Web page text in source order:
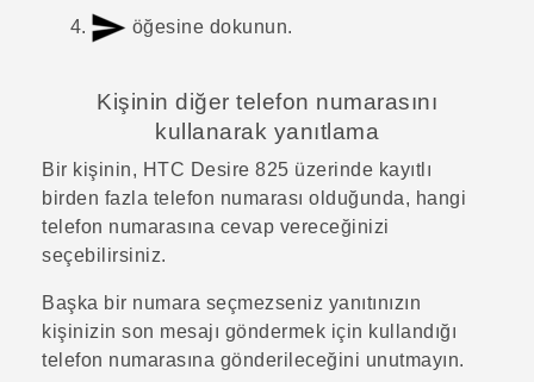
öğesine dokunun.
Kişinin diğer telefon numarasını
kullanarak yanıtlama
Bir kişinin, HTC Desire 825 üzerinde kayıtlı
birden fazla telefon numarası olduğunda, hangi
telefon numarasına cevap vereceğinizi
seçebilirsiniz.
Başka bir numara seçmezseniz yanıtınızın
kişinizin son mesajı göndermek için kullandığı
telefon numarasına gönderileceğini unutmayın.